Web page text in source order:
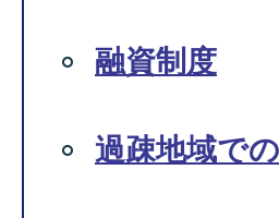
融資制度
過疎地域で